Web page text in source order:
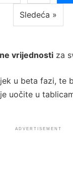
Sledeća »
vrijednosti za
u beta fazi, te
uočite u
ADVERTISEMENT